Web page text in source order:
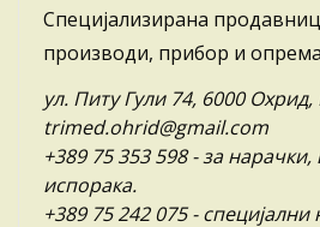
Специјализирана
производи, прибор и
ул. Питу Гули 74, 6000
trimed.ohrid@gmail.com
+389 75 353 598- за нарачки,
испорака.
+389 75 242 075- специјални